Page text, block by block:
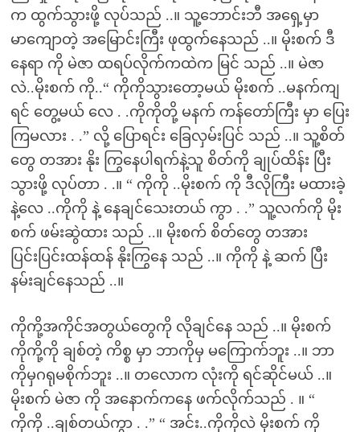
က ထွက်သွားဖို့ လုပ်သည် ..။ သူ့ဘောင်းဘီ အရှေ့မှာ
မာကျောတဲ့ အမြောင်းကြီး ဖုထွက်နေသည် ..။ မိုးစက် ဒီ
နေရာ ကို မဲဇာ ထရပ်လိုက်ကထဲက မြင် သည် ..။ မဲဇာ
လဲ..မိုးစက် ကို..“ ကိုကိုသွားတော့မယ် မိုးစက် ..မနက်ကျ
ရင် တွေ့မယ် လေ . .ကိုကိုတို့ မနက် ကန်တော်ကြီး မှာ ပြေး
ကြမလား . .” လို့ ပြောရင်း ခြေလှမ်းပြင် သည် ..။ သူ့စိတ်
တွေ တအား နိုး ကြွနေပါရက်နဲ့သူ စိတ်ကို ချုပ်ထိန်း ပြီး
သွားဖို့ လုပ်တာ . .။ “ ကိုကို ..မိုးစက် ကို ဒီလိုကြီး မထားခဲ့
နဲ့လေ ..ကိုကို နဲ့ နေချင်သေးတယ် ကွာ . .” သူ့လက်ကို မိုး
စက် ဖမ်းဆွဲထား သည် ..။ မိုးစက် စိတ်တွေ တအား
ပြင်းပြင်းထန်ထန် နိုးကြွနေ သည် ..။ ကိုကို နဲ့ ဆက် ပြီး
နမ်းချင်နေသည် ..။
ကိုကို့အကိုင်အတွယ်တွေကို လိုချင်နေ သည် ..။ မိုးစက်
ကိုကို့ကို ချစ်တဲ့ ကိစ္စ မှာ ဘာကိုမှ မကြောက်ဘူး ..။ ဘာ
ကိုမှဂရုမစိုက်ဘူး ..။ တလောက လုံးကို ရင်ဆိုင်မယ် ..။
မိုးစက် မဲဇာ ကို အနောက်ကနေ ဖက်လိုက်သည် . ။ “
ကိုကို ..ချစ်တယ်ကွာ . .” “ အင်း..ကိုကိုလဲ မိုးစက် ကို